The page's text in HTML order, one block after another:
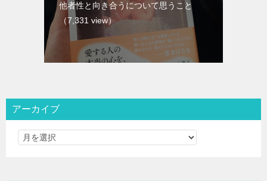
他者性と向き合うについて思うこと
（7,331 view）
アーカイブ